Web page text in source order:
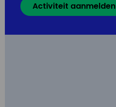
Activiteit aanmelden